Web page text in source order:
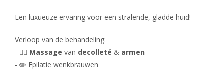
Een luxueuze ervaring voor een stralende, gladde huid!
Verloop van de behandeling:
- 💆‍♀️ Massage van decolleté & armen
- ✏️ Epilatie wenkbrauwen